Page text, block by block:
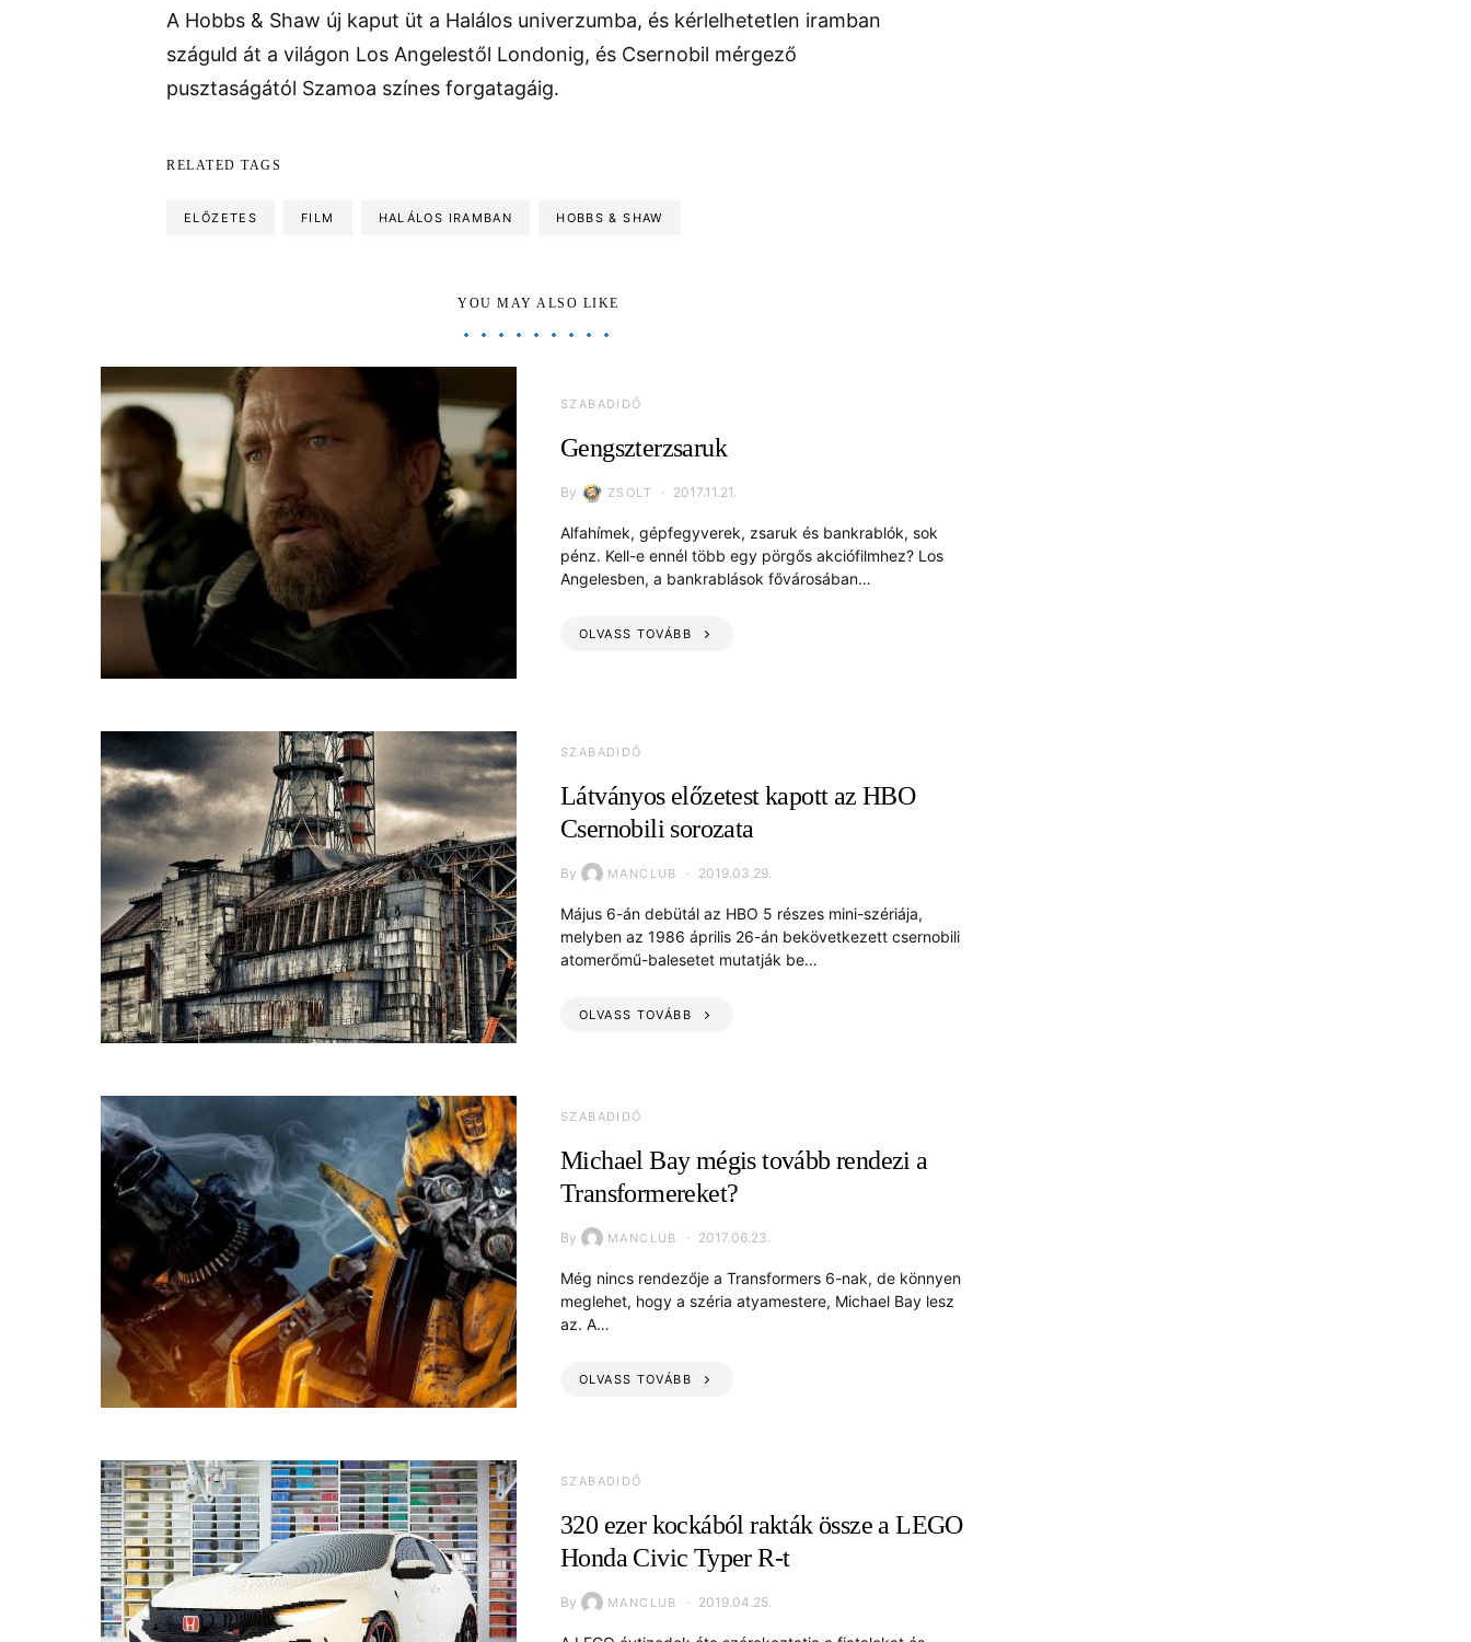
A Hobbs & Shaw új kaput üt a Halálos univerzumba, és kérlelhetetlen iramban
száguld át a világon Los Angelestől Londonig, és Csernobil mérgező
pusztaságától Szamoa színes forgatagáig.
RELATED TAGS
ELŐZETES FILM HALÁLOS IRAMBAN HOBBS & SHAW
YOU MAY ALSO LIKE
SZABADIDŐ
Gengszterzsaruk
By ZSOLT 2017.11.21.
Alfahímek, gépfegyverek, zsaruk és bankrablók, sok
pénz. Kell-e ennél több egy pörgős akciófilmhez? Los
Angelesben, a bankrablások fővárosában…
OLVASS TOVÁBB
SZABADIDŐ
Látványos előzetest kapott az HBO
Csernobili sorozata
By MANCLUB 2019.03.29.
Május 6-án debütál az HBO 5 részes mini-szériája,
melyben az 1986 április 26-án bekövetkezett csernobili
atomerőmű-balesetet mutatják be…
OLVASS TOVÁBB
SZABADIDŐ
Michael Bay mégis tovább rendezi a
Transformereket?
By MANCLUB 2017.06.23.
Még nincs rendezője a Transformers 6-nak, de könnyen
meglehet, hogy a széria atyamestere, Michael Bay lesz
az. A…
OLVASS TOVÁBB
SZABADIDŐ
320 ezer kockából rakták össze a LEGO
Honda Civic Typer R-t
By MANCLUB 2019.04.25.